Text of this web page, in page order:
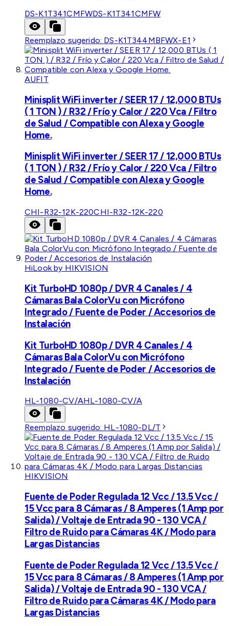
DS-K1T341CMFWDS-K1T341CMFW
Reemplazo sugerido: DS-K1T344MBFWX-E1
AUFIT
Minisplit WiFi inverter / SEER 17 / 12,000 BTUs
( 1 TON ) / R32 / Frío y Calor / 220 Vca / Filtro
de Salud / Compatible con Alexa y Google
Home.
Minisplit WiFi inverter / SEER 17 / 12,000 BTUs
( 1 TON ) / R32 / Frío y Calor / 220 Vca / Filtro
de Salud / Compatible con Alexa y Google
Home.
CHI-R32-12K-220CHI-R32-12K-220
HiLook by HIKVISION
Kit TurboHD 1080p / DVR 4 Canales / 4
Cámaras Bala ColorVu con Micrófono
Integrado / Fuente de Poder / Accesorios de
Instalación
Kit TurboHD 1080p / DVR 4 Canales / 4
Cámaras Bala ColorVu con Micrófono
Integrado / Fuente de Poder / Accesorios de
Instalación
HL-1080-CV/AHL-1080-CV/A
Reemplazo sugerido: HL-1080-DL/T
HIKVISION
Fuente de Poder Regulada 12 Vcc / 13.5 Vcc /
15 Vcc para 8 Cámaras / 8 Amperes (1 Amp por
Salida) / Voltaje de Entrada 90 - 130 VCA /
Filtro de Ruido para Cámaras 4K / Modo para
Largas Distancias
Fuente de Poder Regulada 12 Vcc / 13.5 Vcc /
15 Vcc para 8 Cámaras / 8 Amperes (1 Amp por
Salida) / Voltaje de Entrada 90 - 130 VCA /
Filtro de Ruido para Cámaras 4K / Modo para
Largas Distancias